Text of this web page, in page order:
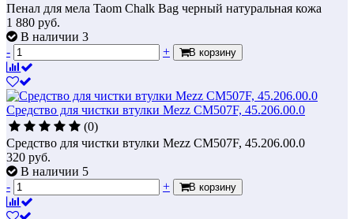
Пенал для мела Taom Chalk Bag черный натуральная кожа
1 880 руб.
В наличии 3
-
+ В корзину
Средство для чистки втулки Mezz CM507F, 45.206.00.0
(0)
Средство для чистки втулки Mezz CM507F, 45.206.00.0
320 руб.
В наличии 5
-
+ В корзину